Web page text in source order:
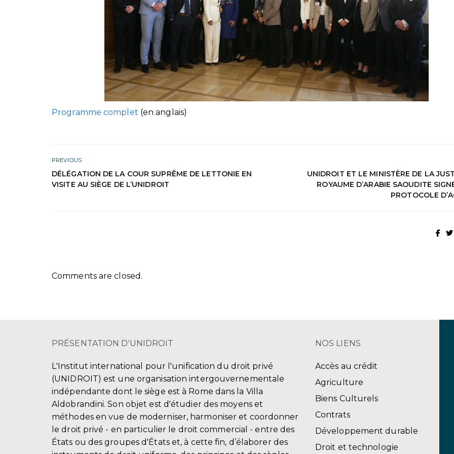
Programme complet (en anglais)
PREVIOUS
DÉLÉGATION DE LA COUR SUPRÊME DE LETTONIE EN
VISITE AU SIÈGE DE L’UNIDROIT
UNIDROIT ET LE MINISTÈRE DE LA
ROYAUME D’ARABIE SAOUDITE
PROTOCOLE
Comments are closed.
PRÉSENTATION D'UNIDROIT
L'Institut international pour l'unification du droit privé
(UNIDROIT) est une organisation intergouvernementale
indépendante dont le siège est à Rome dans la Villa
Aldobrandini. Son objet est d'étudier des moyens et
méthodes en vue de moderniser, harmoniser et coordonner
le droit privé - en particulier le droit commercial - entre des
États ou des groupes d'États et, à cette fin, d’élaborer des
NOS LIENS
Accès au crédit
Agriculture
Biens Culturels
Contrats
Développement durable
Droit et technologie